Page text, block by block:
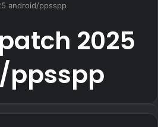
android/ppsspp
2025
ppsspp